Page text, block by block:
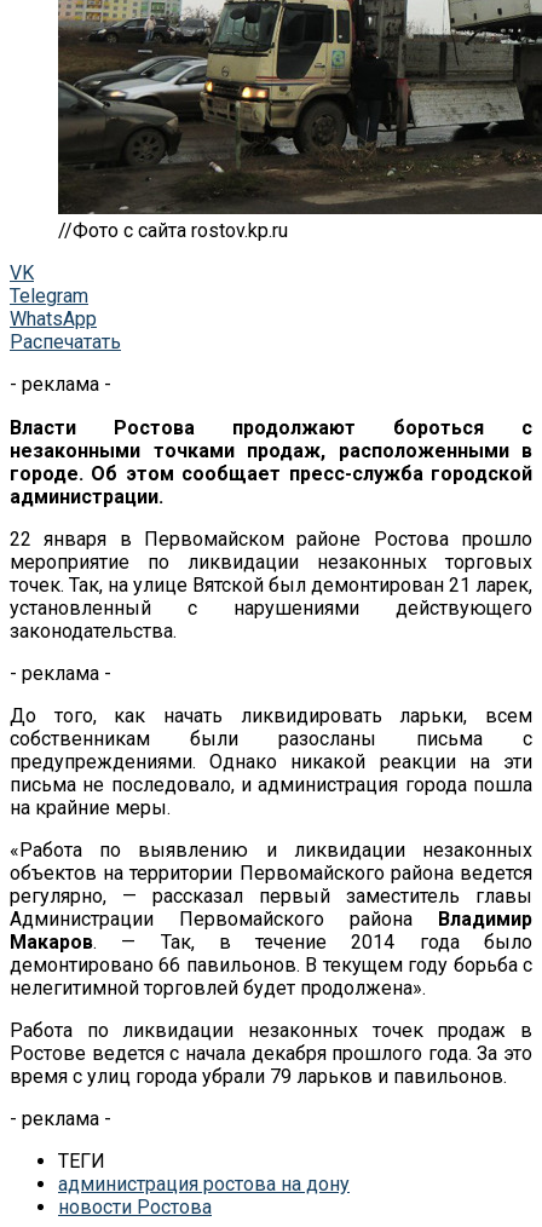
//Фото с сайта rostov.kp.ru
VK
Telegram
WhatsApp
Распечатать
- реклама -
Власти Ростова продолжают бороться с
незаконными точками продаж, расположенными в
городе. Об этом сообщает пресс-служба городской
администрации.
22 января в Первомайском районе Ростова прошло
мероприятие по ликвидации незаконных торговых
точек. Так, на улице Вятской был демонтирован 21 ларек,
установленный с нарушениями действующего
законодательства.
- реклама -
До того, как начать ликвидировать ларьки, всем
собственникам были разосланы письма с
предупреждениями. Однако никакой реакции на эти
письма не последовало, и администрация города пошла
на крайние меры.
«Работа по выявлению и ликвидации незаконных
объектов на территории Первомайского района ведется
регулярно, — рассказал первый заместитель главы
Администрации Первомайского района Владимир
Макаров. — Так, в течение 2014 года было
демонтировано 66 павильонов. В текущем году борьба с
нелегитимной торговлей будет продолжена».
Работа по ликвидации незаконных точек продаж в
Ростове ведется с начала декабря прошлого года. За это
время с улиц города убрали 79 ларьков и павильонов.
- реклама -
ТЕГИ
администрация ростова на дону
новости Ростова